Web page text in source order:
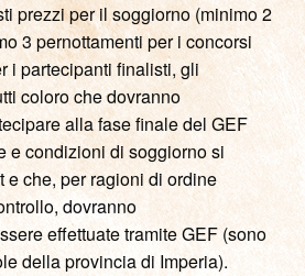
prezzi per il soggiorno (minimo 2
3 pernottamenti per i concorsi
i partecipanti finalisti, gli
coloro che dovranno
alla fase finale del GEF
e condizioni di soggiorno si
e che, per ragioni di ordine
dovranno
effettuate tramite GEF (sono
della provincia di Imperia).